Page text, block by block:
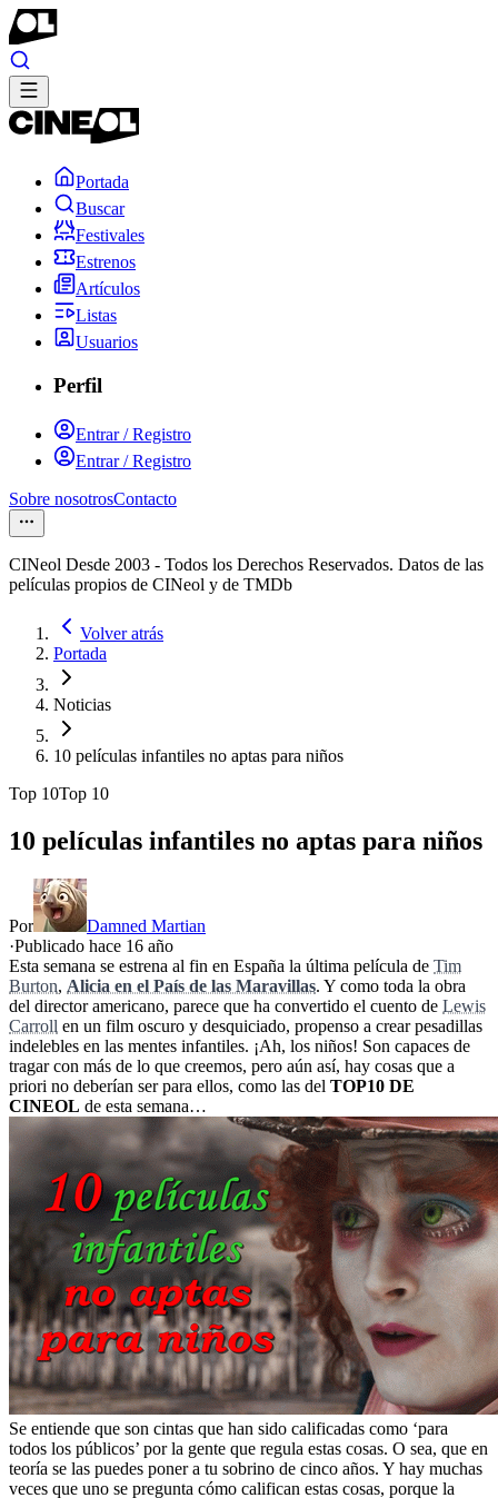
Portada
Buscar
Festivales
Estrenos
Artículos
Listas
Usuarios
Perfil
Entrar / Registro
Entrar / Registro
Sobre nosotrosContacto
CINeol Desde 2003 - Todos los Derechos Reservados. Datos de las
películas propios de CINeol y de TMDb
Volver atrás
Portada
Noticias
10 películas infantiles no aptas para niños
Top 10Top 10
10 películas infantiles no aptas para niños
Por
Damned Martian
·Publicado hace 16 año
Esta semana se estrena al fin en España la última película de Tim
Burton, Alicia en el País de las Maravillas. Y como toda la obra
del director americano, parece que ha convertido el cuento de Lewis
Carroll en un film oscuro y desquiciado, propenso a crear pesadillas
indelebles en las mentes infantiles. ¡Ah, los niños! Son capaces de
tragar con más de lo que creemos, pero aún así, hay cosas que a
priori no deberían ser para ellos, como las del TOP10 DE
CINEOL de esta semana…
Se entiende que son cintas que han sido calificadas como ‘para
todos los públicos’ por la gente que regula estas cosas. O sea, que en
teoría se las puedes poner a tu sobrino de cinco años. Y hay muchas
veces que uno se pregunta cómo califican estas cosas, porque la